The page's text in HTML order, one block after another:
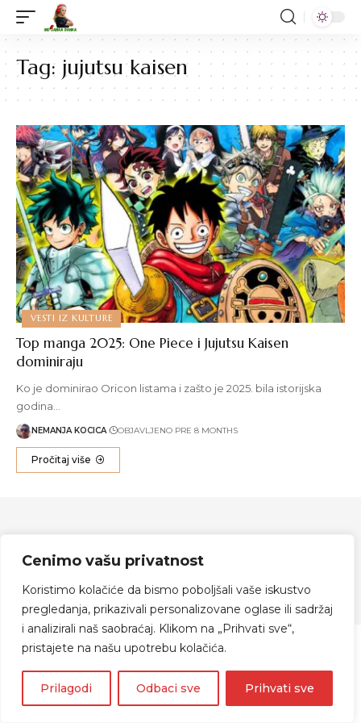
Cenimo vašu privatnost
Koristimo kolačiće da bismo poboljšali vaše iskustvo
pregledanja, prikazivali personalizovane oglase ili sadržaj
i analizirali naš saobraćaj. Klikom na „Prihvati sve“,
pristajete na našu upotrebu kolačića.
Prilagodi Odbaci sve Prihvati sve
Tag: jujutsu kaisen
VESTI IZ KULTURE
Top manga 2025: One Piece i Jujutsu Kaisen
dominiraju
Ko je dominirao Oricon listama i zašto je 2025. bila istorijska
godina…
NEMANJA KOCICA OBJAVLJENO PRE 8 MONTHS
Pročitaj više
Zapratite me
© 2024 Indijanka Danka